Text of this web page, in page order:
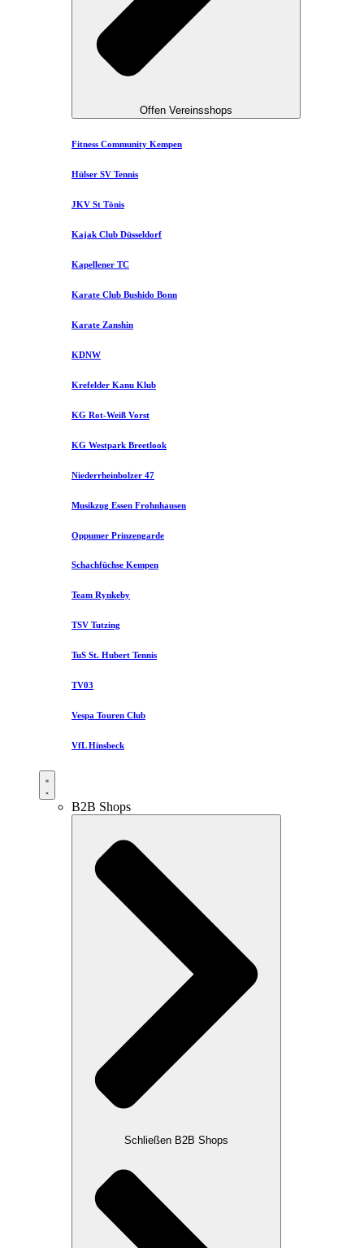
Offen Vereinsshops
Fitness Community Kempen
Hülser SV Tennis
JKV St Tönis
Kajak Club Düsseldorf
Kapellener TC
Karate Club Bushido Bonn
Karate Zanshin
KDNW
Krefelder Kanu Klub
KG Rot-Weiß Vorst
KG Westpark Breetlook
Niederrheinbolzer 47
Musikzug Essen Frohnhausen
Oppumer Prinzengarde
Schachfüchse Kempen
Team Rynkeby
TSV Tutzing
TuS St. Hubert Tennis
TV03
Vespa Touren Club
VfL Hinsbeck
B2B Shops
Schließen B2B Shops